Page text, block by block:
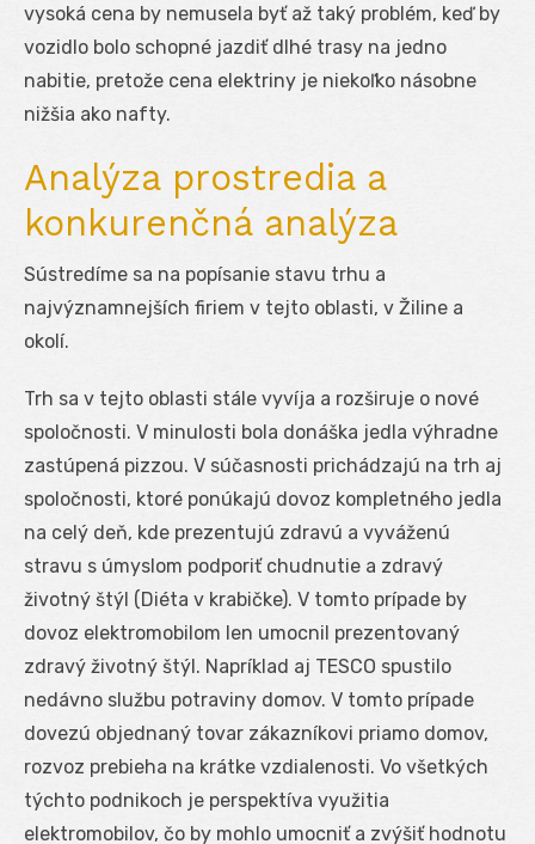
vysoká cena by nemusela byť až taký problém, keď by
vozidlo bolo schopné jazdiť dlhé trasy na jedno
nabitie, pretože cena elektriny je niekoľko násobne
nižšia ako nafty.
Analýza prostredia a
konkurenčná analýza
Sústredíme sa na popísanie stavu trhu a
najvýznamnejších firiem v tejto oblasti, v Žiline a
okolí.
Trh sa v tejto oblasti stále vyvíja a rozširuje o nové
spoločnosti. V minulosti bola donáška jedla výhradne
zastúpená pizzou. V súčasnosti prichádzajú na trh aj
spoločnosti, ktoré ponúkajú dovoz kompletného jedla
na celý deň, kde prezentujú zdravú a vyváženú
stravu s úmyslom podporiť chudnutie a zdravý
životný štýl (Diéta v krabičke). V tomto prípade by
dovoz elektromobilom len umocnil prezentovaný
zdravý životný štýl. Napríklad aj TESCO spustilo
nedávno službu potraviny domov. V tomto prípade
dovezú objednaný tovar zákazníkovi priamo domov,
rozvoz prebieha na krátke vzdialenosti. Vo všetkých
týchto podnikoch je perspektíva využitia
elektromobilov, čo by mohlo umocniť a zvýšiť hodnotu